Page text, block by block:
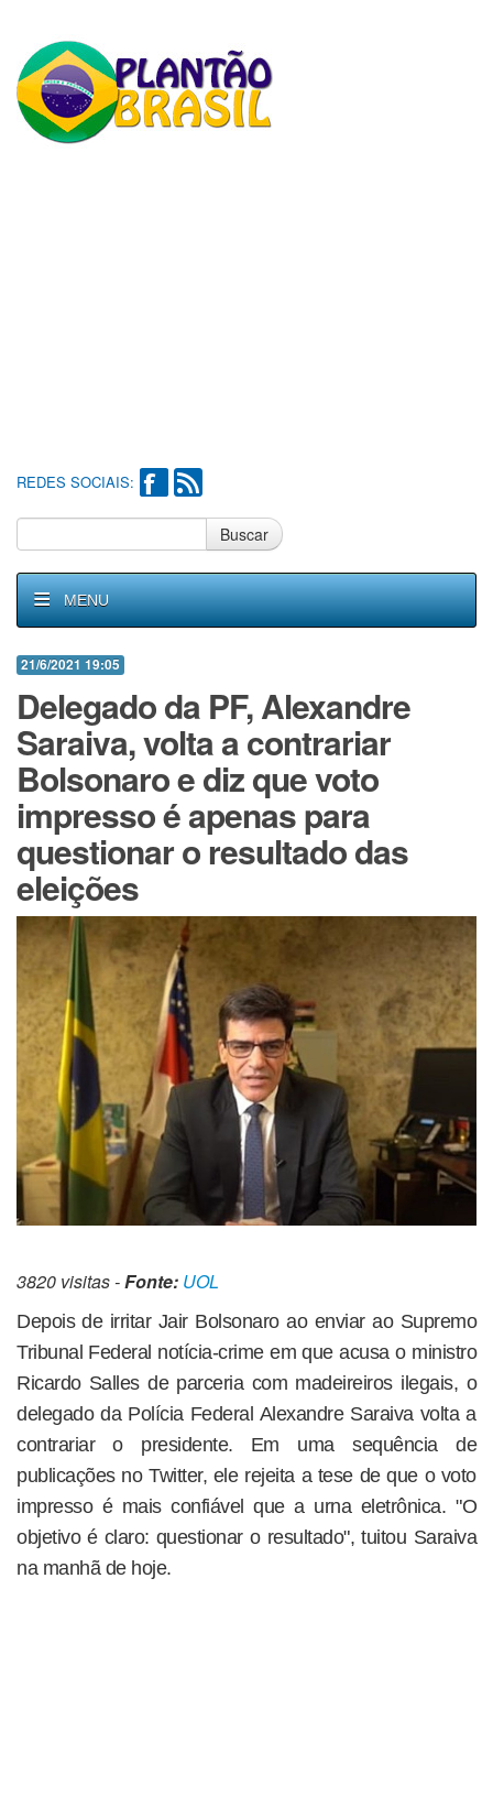
REDES SOCIAIS:
Buscar
MENU
21/6/2021 19:05
Delegado da PF, Alexandre
Saraiva, volta a contrariar
Bolsonaro e diz que voto
impresso é apenas para
questionar o resultado das
eleições
3820 visitas -Fonte: UOL
Depois de irritar Jair Bolsonaro ao enviar ao Supremo
Tribunal Federal notícia-crime em que acusa o ministro
Ricardo Salles de parceria com madeireiros ilegais, o
delegado da Polícia Federal Alexandre Saraiva volta a
contrariar o presidente. Em uma sequência de
publicações no Twitter, ele rejeita a tese de que o voto
impresso é mais confiável que a urna eletrônica. "O
objetivo é claro: questionar o resultado", tuitou Saraiva
na manhã de hoje.